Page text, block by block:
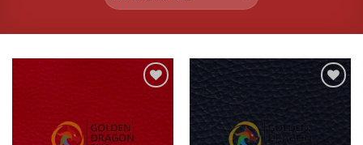
Add to
Wishlist
Add to
Wishlist